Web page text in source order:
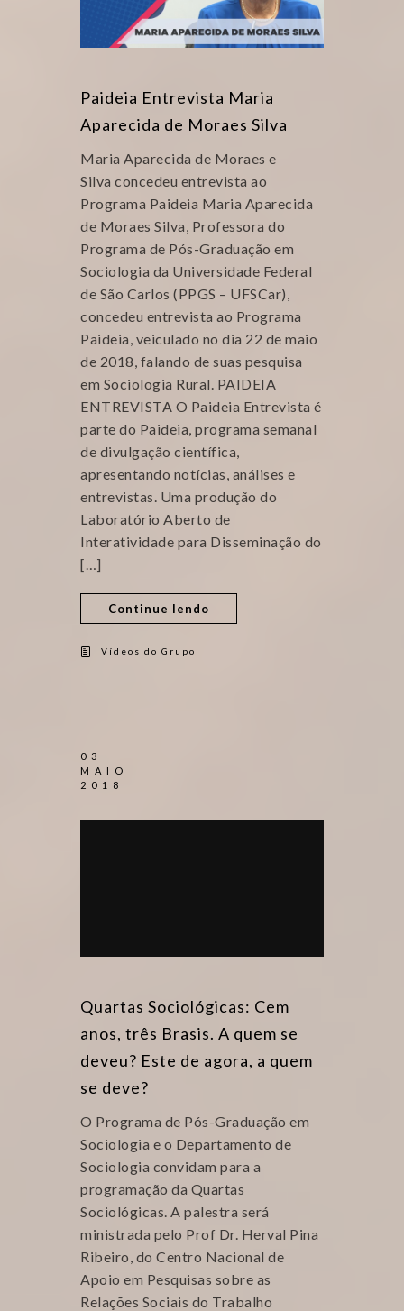
Paideia Entrevista Maria
Aparecida de Moraes Silva
Maria Aparecida de Moraes e
Silva concedeu entrevista ao
Programa Paideia Maria Aparecida
de Moraes Silva, Professora do
Programa de Pós-Graduação em
Sociologia da Universidade Federal
de São Carlos (PPGS – UFSCar),
concedeu entrevista ao Programa
Paideia, veiculado no dia 22 de maio
de 2018, falando de suas pesquisa
em Sociologia Rural. PAIDEIA
ENTREVISTA O Paideia Entrevista é
parte do Paideia, programa semanal
de divulgação científica,
apresentando notícias, análises e
entrevistas. Uma produção do
Laboratório Aberto de
Interatividade para Disseminação do
[…]
Continue lendo
Vídeos do Grupo
03
MAIO
2018
Quartas Sociológicas: Cem
anos, três Brasis. A quem se
deveu? Este de agora, a quem
se deve?
O Programa de Pós-Graduação em
Sociologia e o Departamento de
Sociologia convidam para a
programação da Quartas
Sociológicas. A palestra será
ministrada pelo Prof Dr. Herval Pina
Ribeiro, do Centro Nacional de
Apoio em Pesquisas sobre as
Relações Sociais do Trabalho